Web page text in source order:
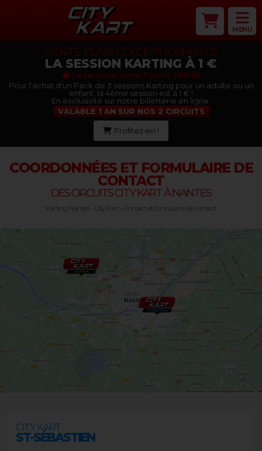
MENU
VENTE FLASH EXCEPTIONNELLE
LA SESSION KARTING À 1 €
Se termine dans 3 jours 1:09:38
Pour l'achat d'un Pack de 3 sessions Karting pour un adulte ou un
enfant, la 4ème session est à 1 € !
En exclusivité sur notre billetterie en ligne.
VALABLE 1 AN SUR NOS 2 CIRCUITS
Profitez-en !
COORDONNÉES ET FORMULAIRE DE
CONTACT
DES CIRCUITS CITY KART À NANTES
Karting Nantes - City Kart Contact et formulaire de contact
CITY KART
ST-SÉBASTIEN